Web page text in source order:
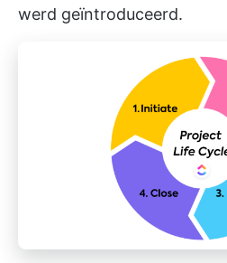
werd geïntroduceerd.